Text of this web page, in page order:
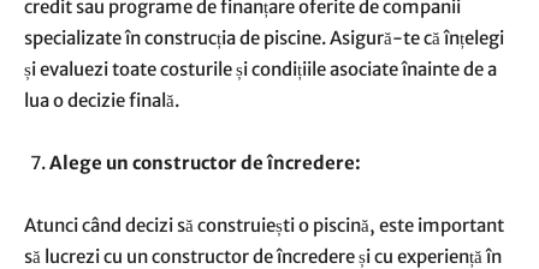
credit sau programe de finanțare oferite de companii
specializate în construcția de piscine. Asigură-te că înțelegi
și evaluezi toate costurile și condițiile asociate înainte de a
lua o decizie finală.
Alege un constructor de încredere:
Atunci când decizi să construiești o piscină, este important
să lucrezi cu un constructor de încredere și cu experiență în